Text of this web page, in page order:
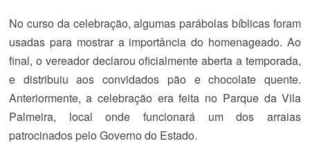
No curso da celebração, algumas parábolas bíblicas foram
usadas para mostrar a importância do homenageado. Ao
final, o vereador declarou oficialmente aberta a temporada,
e distribuiu aos convidados pão e chocolate quente.
Anteriormente, a celebração era feita no Parque da Vila
Palmeira, local onde funcionará um dos arraias
patrocinados pelo Governo do Estado.